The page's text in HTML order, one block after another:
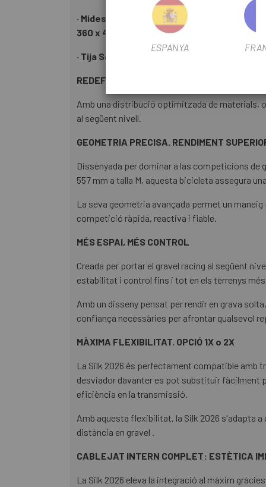
· Mides Manillar New Carbon Gravel
360 x 410 mm / S size 80 x 360 x 410 mm /
· Tija Selló Megamo Gravel Advanced
REDEFININT EL RENDIMENT
Amb una distribució optimitzada de materials,
al següent nivell.
GEOMETRIA PRECISA. RENDIMENT
Dissenyada per dominar a las competicions de
557 mm a talla M, aquesta bicicleta assegura
La seva geometria avançada permet un
competició ràpida, reactiva i fiable.
MÉS ESPAI, MÉS CONTROL
Creada per portar el gravel racing al següent
estabilitat i control fins i tot en els terrenys
Amb un disseny pensat per rendir en grava
confiança necessàries per afrontar qualsevol
MÀXIMA FLEXIBILITAT. OPCIÓ 1X o 2X
La Silk 2026 és perfectament compatible amb
desviador davanter es pot substituir fàcilment
eficiència en la transmissió.
Amb aquesta flexibilitat, la Silk 2026 s'adapta
distància en gravel .
CABLEJAT INTERN COMPLET: ESTÈTICA
La Silk 2026 eleva la integració al màxim
ESPANYA